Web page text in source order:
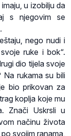
u izobilju da
s njegovim se
nego nudi i
ruke i bok“.
dio tijela svoje
rukama su bili
bio prikovan za
koplja koje mu
Znači Uskrsli u
načinu života
svojim ranama,